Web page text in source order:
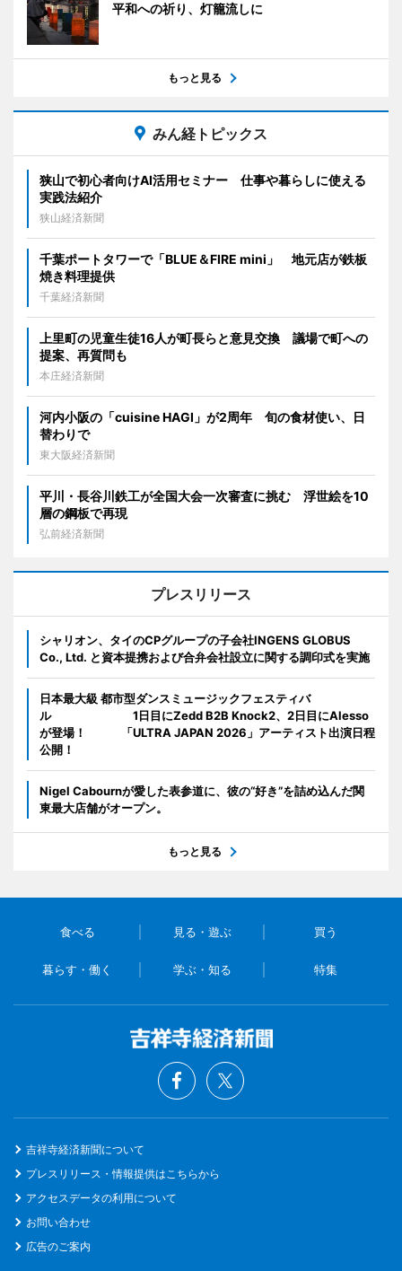
平和への祈り、灯籠流しに
もっと見る
みん経トピックス
狭山で初心者向けAI活用セミナー 仕事や暮らしに使える
実践法紹介
狭山経済新聞
千葉ポートタワーで「BLUE＆FIRE mini」 地元店が鉄板
焼き料理提供
千葉経済新聞
上里町の児童生徒16人が町長らと意見交換 議場で町への
提案、再質問も
本庄経済新聞
河内小阪の「cuisine HAGI」が2周年 旬の食材使い、日
替わりで
東大阪経済新聞
平川・長谷川鉄工が全国大会一次審査に挑む 浮世絵を10
層の鋼板で再現
弘前経済新聞
プレスリリース
シャリオン、タイのCPグループの子会社INGENS GLOBUS
Co., Ltd. と資本提携および合弁会社設立に関する調印式を実施
日本最大級 都市型ダンスミュージックフェスティバ
ル 1日目にZedd B2B Knock2、2日目にAlesso
が登場！ 「ULTRA JAPAN 2026」アーティスト出演日程
公開！
Nigel Cabournが愛した表参道に、彼の“好き”を詰め込んだ関
東最大店舗がオープン。
もっと見る
食べる 見る・遊ぶ 買う
暮らす・働く 学ぶ・知る 特集
吉祥寺経済新聞について
プレスリリース・情報提供はこちらから
アクセスデータの利用について
お問い合わせ
広告のご案内